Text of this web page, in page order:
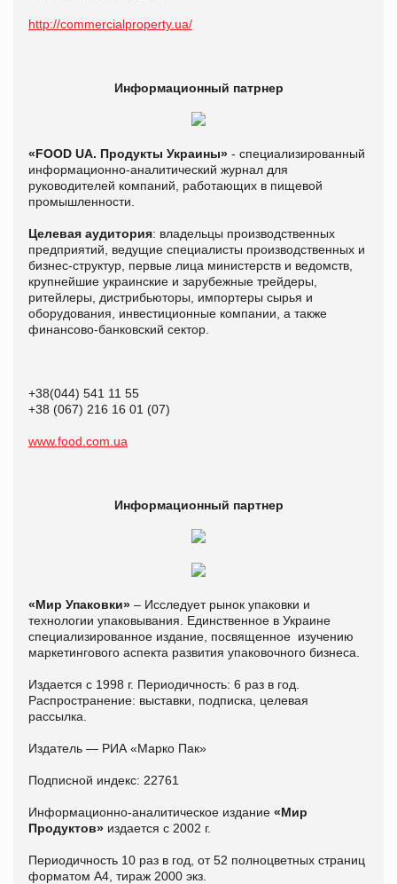
http://commercialproperty.ua/
Информационный патрнер
«FOOD UA. Продукты Украины» - специализированный
информационно-аналитический журнал для
руководителей компаний, работающих в пищевой
промышленности.
Целевая аудитория: владельцы производственных
предприятий, ведущие специалисты производственных и
бизнес-структур, первые лица министерств и ведомств,
крупнейшие украинские и зарубежные трейдеры,
ритейлеры, дистрибьюторы, импортеры сырья и
оборудования, инвестиционные компании, а также
финансово-банковский сектор.
+38(044) 541 11 55
+38 (067) 216 16 01 (07)
www.food.com.ua
Информационный партнер
«Мир Упаковки» – Исследует рынок упаковки и
технологии упаковывания. Единственное в Украине
специализированное издание, посвященное изучению
маркетингового аспекта развития упаковочного бизнеса.
Издается с 1998 г. Периодичность: 6 раз в год.
Распространение: выставки, подписка, целевая
рассылка.
Издатель — РИА «Марко Пак»
Подписной индекс: 22761
Информационно-аналитическое издание «Мир
Продуктов» издается с 2002 г.
Периодичность 10 раз в год, от 52 полноцветных страниц
форматом А4, тираж 2000 экз.